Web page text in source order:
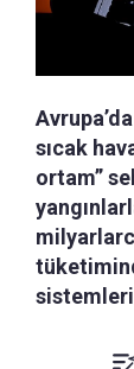
sıcak
ortam”